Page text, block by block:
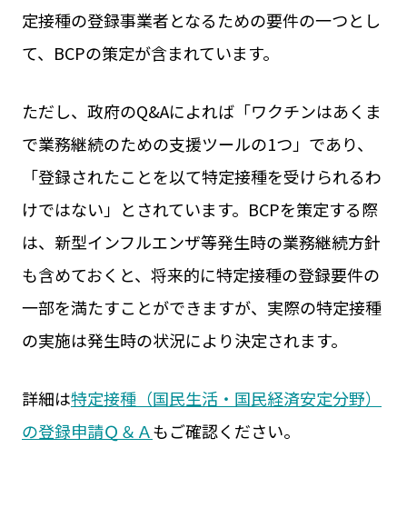
定接種の登録事業者となるための要件の一つとし
て、BCPの策定が含まれています。
ただし、政府のQ&Aによれば「ワクチンはあくま
で業務継続のための支援ツールの1つ」であり、
「登録されたことを以て特定接種を受けられるわ
けではない」とされています。BCPを策定する際
は、新型インフルエンザ等発生時の業務継続方針
も含めておくと、将来的に特定接種の登録要件の
一部を満たすことができますが、実際の特定接種
の実施は発生時の状況により決定されます。
詳細は特定接種（国民生活・国民経済安定分野）
の登録申請Ｑ＆Ａもご確認ください。